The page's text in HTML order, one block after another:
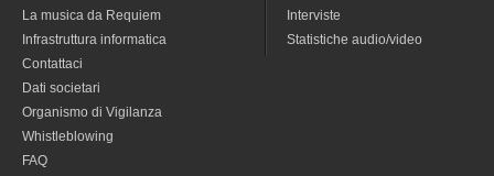
La musica da Requiem
Infrastruttura informatica
Contattaci
Dati societari
Organismo di Vigilanza
Whistleblowing
FAQ
Interviste
Statistiche audio/video